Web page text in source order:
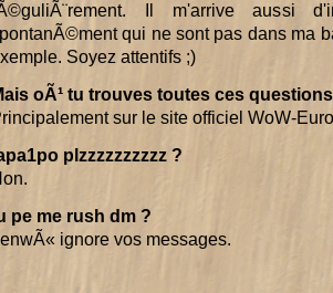
Il m'arrive aussi
qui ne sont pas dans ma
Soyez attentifs ;)
oÃ¹ tu trouves toutes ces
sur le site officiel WoW-
plzzzzzzzzzz ?
pe me rush dm ?
ignore vos messages.